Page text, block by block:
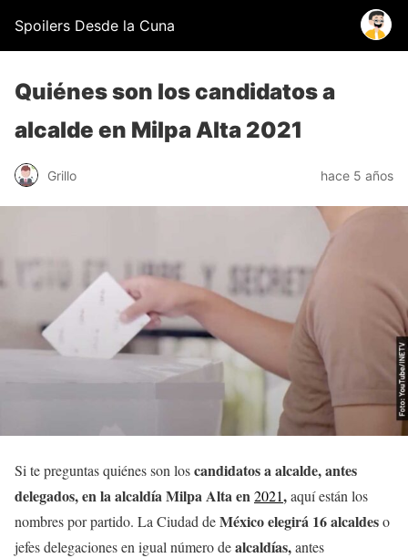
Spoilers Desde la Cuna
Quiénes son los candidatos a
alcalde en Milpa Alta 2021
Grillo hace 5 años
Si te preguntas quiénes son loscandidatos a alcalde, antes
delegados, en la alcaldíaMilpa Altaen2021,aquí están los
nombres por partido. La Ciudad deMéxico elegirá 16 alcaldeso
jefes delegaciones en igual número dealcaldías,antes